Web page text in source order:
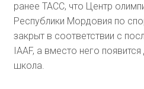
ранее ТАСС, что Центр
Республики Мордовия по
закрыт в соответствии с
IAAF, а вместо него
школа.